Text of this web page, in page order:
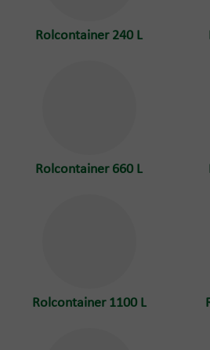
Rolcontainer 240 L
Rolcontainer 660 L
Rolcontainer 1100 L